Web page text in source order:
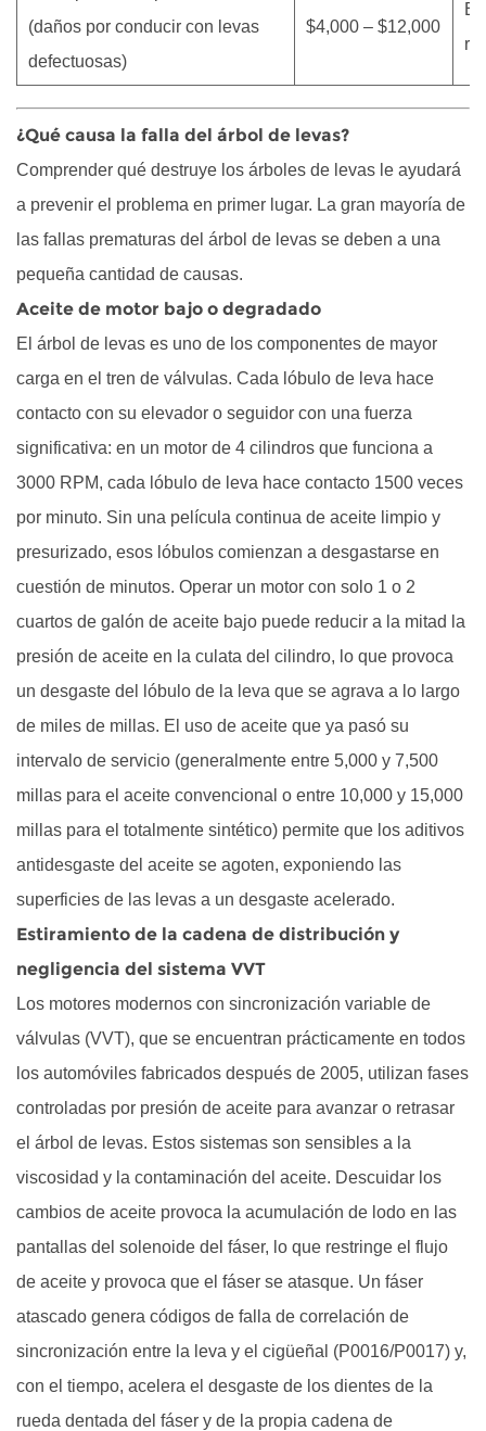
(daños por conducir con levas
defectuosas)
$4,000 – $12,000
El
¿Qué causa la falla del árbol de levas?
Comprender qué destruye los árboles de levas le ayudará
a prevenir el problema en primer lugar. La gran mayoría de
las fallas prematuras del árbol de levas se deben a una
pequeña cantidad de causas.
Aceite de motor bajo o degradado
El árbol de levas es uno de los componentes de mayor
carga en el tren de válvulas. Cada lóbulo de leva hace
contacto con su elevador o seguidor con una fuerza
significativa: en un motor de 4 cilindros que funciona a
3000 RPM, cada lóbulo de leva hace contacto 1500 veces
por minuto. Sin una película continua de aceite limpio y
presurizado, esos lóbulos comienzan a desgastarse en
cuestión de minutos. Operar un motor con solo 1 o 2
cuartos de galón de aceite bajo puede reducir a la mitad la
presión de aceite en la culata del cilindro, lo que provoca
un desgaste del lóbulo de la leva que se agrava a lo largo
de miles de millas. El uso de aceite que ya pasó su
intervalo de servicio (generalmente entre 5,000 y 7,500
millas para el aceite convencional o entre 10,000 y 15,000
millas para el totalmente sintético) permite que los aditivos
antidesgaste del aceite se agoten, exponiendo las
superficies de las levas a un desgaste acelerado.
Estiramiento de la cadena de distribución y
negligencia del sistema VVT
Los motores modernos con sincronización variable de
válvulas (VVT), que se encuentran prácticamente en todos
los automóviles fabricados después de 2005, utilizan fases
controladas por presión de aceite para avanzar o retrasar
el árbol de levas. Estos sistemas son sensibles a la
viscosidad y la contaminación del aceite. Descuidar los
cambios de aceite provoca la acumulación de lodo en las
pantallas del solenoide del fáser, lo que restringe el flujo
de aceite y provoca que el fáser se atasque. Un fáser
atascado genera códigos de falla de correlación de
sincronización entre la leva y el cigüeñal (P0016/P0017) y,
con el tiempo, acelera el desgaste de los dientes de la
rueda dentada del fáser y de la propia cadena de